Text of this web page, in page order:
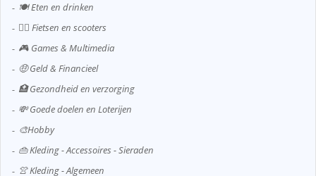
🍽️ Eten en drinken
🚴‍♂️ Fietsen en scooters
🎮 Games & Multimedia
🤑 Geld & Financieel
🏥 Gezondheid en verzorging
💸 Goede doelen en Loterijen
🎨Hobby
👜 Kleding - Accessoires - Sieraden
👚 Kleding - Algemeen